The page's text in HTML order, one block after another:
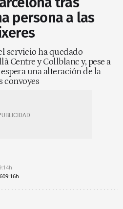
persona a las
servicio ha quedado
Centre y Collblanc y, pese a
una alteración de la
convoyes
09:16h